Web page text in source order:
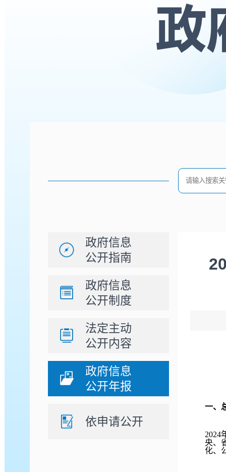
政府信息
公开指南
政府信息
公开制度
法定主动
公开内容
政府信息
公开年报
依申请公开
一、
2024
央、
化、